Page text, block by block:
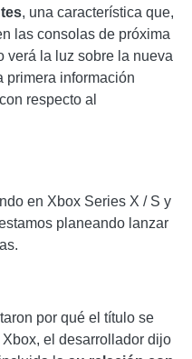
, una característica que,
las consolas de próxima
verá la luz sobre la nueva
primera información
respecto al
en Xbox Series X / S y
planeando lanzar
por qué el título se
el desarrollador dijo